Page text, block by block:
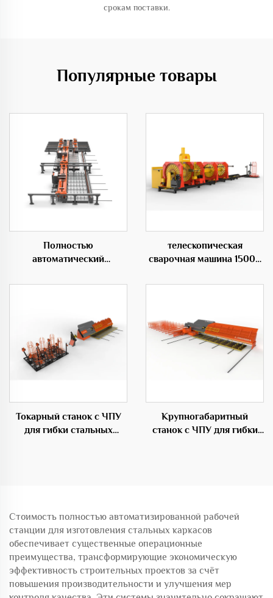
срокам поставки.
Популярные товары
Полностью
автоматический
гибочный центр 50D
телескопическая
сварочная машина 1500S
прутьев переменного
Токарный станок с ЧПУ
для гибки стальных
Крупногабаритный
станок с ЧПУ для гибки
Стоимость полностью автоматизированной рабочей
станции для изготовления стальных каркасов
обеспечивает существенные операционные
преимущества, трансформирующие экономическую
эффективность строительных проектов за счёт
повышения производительности и улучшения мер